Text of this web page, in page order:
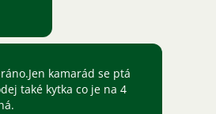
kamarád se ptá
také kytka co je na 4